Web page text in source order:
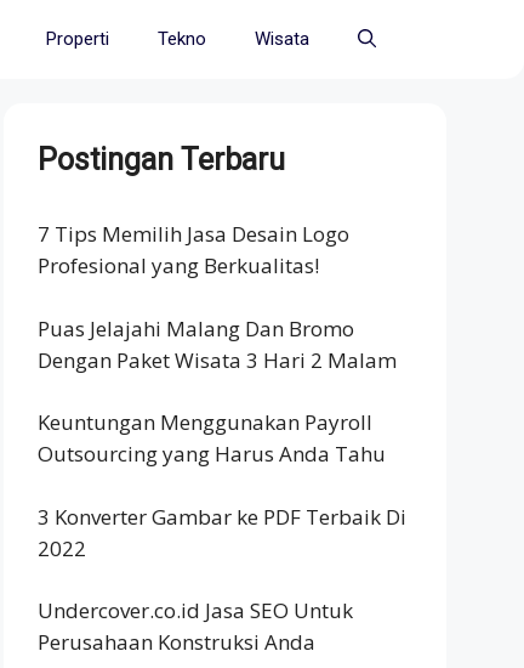
Properti Tekno Wisata
Postingan Terbaru
7 Tips Memilih Jasa Desain Logo
Profesional yang Berkualitas!
Puas Jelajahi Malang Dan Bromo
Dengan Paket Wisata 3 Hari 2 Malam
Keuntungan Menggunakan Payroll
Outsourcing yang Harus Anda Tahu
3 Konverter Gambar ke PDF Terbaik Di
2022
Undercover.co.id Jasa SEO Untuk
Perusahaan Konstruksi Anda